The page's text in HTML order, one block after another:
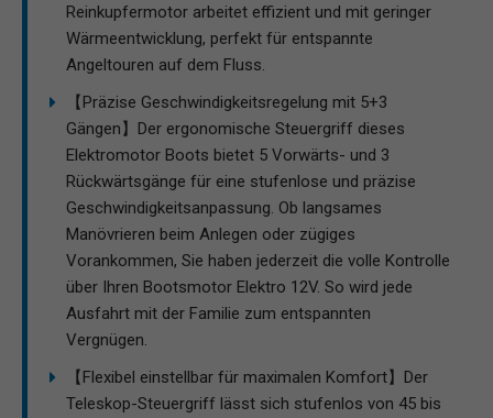
Reinkupfermotor arbeitet effizient und mit geringer
Wärmeentwicklung, perfekt für entspannte
Angeltouren auf dem Fluss.
【Präzise Geschwindigkeitsregelung mit 5+3
Gängen】Der ergonomische Steuergriff dieses
Elektromotor Boots bietet 5 Vorwärts- und 3
Rückwärtsgänge für eine stufenlose und präzise
Geschwindigkeitsanpassung. Ob langsames
Manövrieren beim Anlegen oder zügiges
Vorankommen, Sie haben jederzeit die volle Kontrolle
über Ihren Bootsmotor Elektro 12V. So wird jede
Ausfahrt mit der Familie zum entspannten
Vergnügen.
【Flexibel einstellbar für maximalen Komfort】Der
Teleskop-Steuergriff lässt sich stufenlos von 45 bis